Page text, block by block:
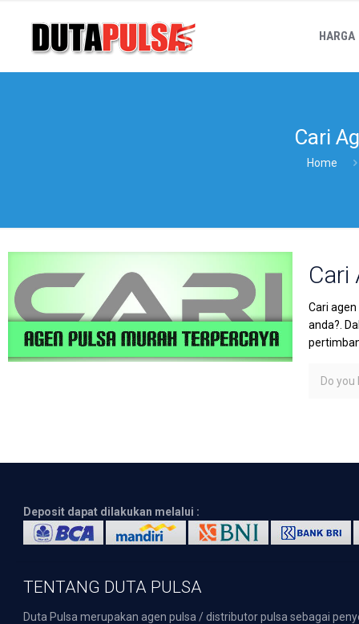
HARGA
Cari
Home
Cari
Cari
anda?.
Do you
Deposit dapat dilakukan melalui :
TENTANG DUTA PULSA
Duta Pulsa merupakan agen pulsa / distributor pulsa sebagai